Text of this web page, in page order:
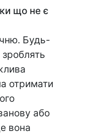
що не є
Будь-
зроблять
отримати
або
вона